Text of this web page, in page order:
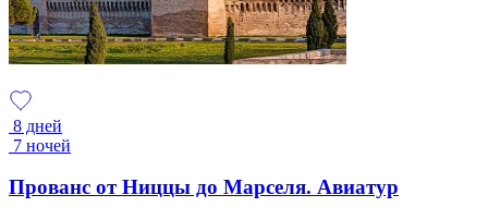
8 дней
7 ночей
Прованс от Ниццы до Марселя. Авиатур